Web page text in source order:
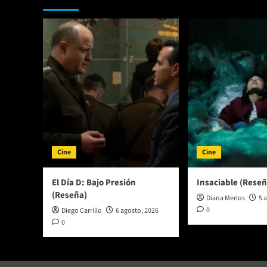
inolvidable
debut
de
The
Killers
Cine
El Día D: Bajo Presión
(Reseña)
Diego Carrillo
6 agosto, 2026
0
Cine
Insaciable
Diana Merlos
5
0